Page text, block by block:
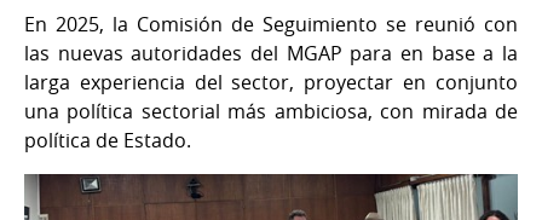
En 2025, la Comisión de Seguimiento se reunió con
las nuevas autoridades del MGAP para en base a la
larga experiencia del sector, proyectar en conjunto
una política sectorial más ambiciosa, con mirada de
política de Estado.